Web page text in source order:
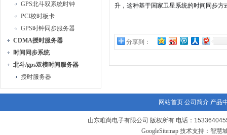
GPS北斗双系统时钟
PCI校时板卡
GPS时钟同步服务器
CDMA授时服务器
时间同步系统
北斗/gps双模时间服务器
授时服务器
升，这种基于国家卫星系统的时间同步
分享到：
网站首页 公司简介 产品
山东唯尚电子有限公司 版权所有 电话：
GoogleSitemap技术支持： 智慧